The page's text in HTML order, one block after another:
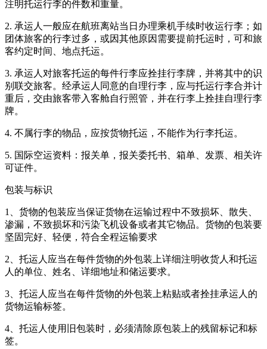
注明托运行李的件数和重量。
2. 承运人一般应在航班离站当日办理乘机手续时收运行李；如
团体旅客的行李过多，或因其他原因需要提前托运时，可和旅
客约定时间、地点托运。
3. 承运人对旅客托运的每件行李应拴挂行李牌，并将其中的识
别联交旅客。经承运人同意的自理行李，应与托运行李合并计
重后，交由旅客带入客舱自行照管，并在行李上拴挂自理行李
牌。
4. 不属行李的物品，应按货物托运，不能作为行李托运。
5. 国际空运资料：报关单，报关委托书、箱单、发票、相关许
可证件。
包装与标识
1、货物的包装应当保证货物在运输过程中不致损坏、散失、
渗漏，不致损坏和污染飞机设备或者其它物品。货物的包装要
坚固完好、轻便，符合全程运输要求
2、托运人应当在每件货物的外包装上详细注明收货人和托运
人的单位、姓名、详细地址和储运要求。
3、托运人应当在每件货物的外包装上粘贴或者拴挂承运人的
货物运输标签。
4、托运人使用旧包装时，必须清除原包装上的残留标记和标
签。